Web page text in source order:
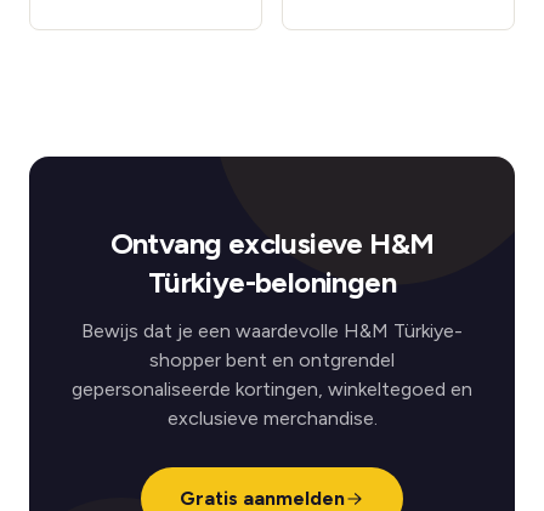
Ontvang exclusieve H&M
Türkiye-beloningen
Bewijs dat je een waardevolle H&M Türkiye-
shopper bent en ontgrendel
gepersonaliseerde kortingen, winkeltegoed en
exclusieve merchandise.
Gratis aanmelden